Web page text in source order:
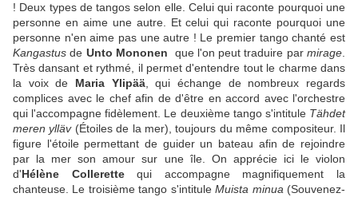
! Deux types de tangos selon elle. Celui qui raconte pourquoi une
personne en aime une autre. Et celui qui raconte pourquoi une
personne n'en aime pas une autre ! Le premier tango chanté est
Kangastusde Unto Mononen que l'on peut traduire parmirage
Très dansant et rythmé, il permet d'entendre tout le charme dans
la voix de Maria Ylipää, qui échange de nombreux regards
complices avec le chef afin de d'être en accord avec l'orchestre
qui l'accompagne fidèlement. Le deuxième tango s'intitule Tähdet
meren ylläv (Étoiles de la mer), toujours du même compositeur. Il
figure l'étoile permettant de guider un bateau afin de rejoindre
par la mer son amour sur une île. On apprécie ici le violon
d'Hélène Collerettequi accompagne magnifiquement la
chanteuse. Le troisième tango s'intituleMuista minua (Souvenez-